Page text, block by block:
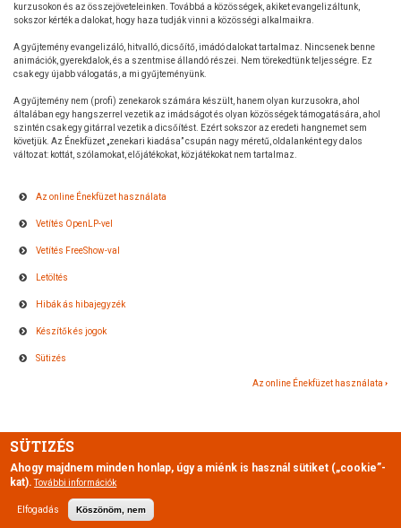
kurzusokon és az összejöveteleinken. Továbbá a közösségek, akiket evangelizáltunk,
sokszor kérték a dalokat, hogy haza tudják vinni a közösségi alkalmaikra.
A gyűjtemény evangelizáló, hitvalló, dicsőítő, imádó dalokat tartalmaz. Nincsenek benne
animációk, gyerekdalok, és a szentmise állandó részei. Nem törekedtünk teljességre. Ez
csak egy újabb válogatás, a mi gyűjteményünk.
A gyűjtemény nem (profi) zenekarok számára készült, hanem olyan kurzusokra, ahol
általában egy hangszerrel vezetik az imádságot és olyan közösségek támogatására, ahol
szintén csak egy gitárral vezetik a dicsőítést. Ezért sokszor az eredeti hangnemet sem
követjük. Az Énekfüzet „zenekari kiadása” csupán nagy méretű, oldalanként egy dalos
változat: kottát, szólamokat, előjátékokat, közjátékokat nem tartalmaz.
Az online Énekfüzet használata
Vetítés OpenLP-vel
Vetítés FreeShow-val
Letöltés
Hibák ás hibajegyzék
Készítők és jogok
Sütizés
KERESZTHIVATKOZÁSAI
EHHEZ:
SÚGÓ
Az online Énekfüzet használata ›
CC BY-NC-SA 4.0
SÜTIZÉS
Ahogy majdnem minden honlap, úgy a miénk is használ sütiket („cookie”-
kat). További információk
Elfogadás Köszönöm, nem